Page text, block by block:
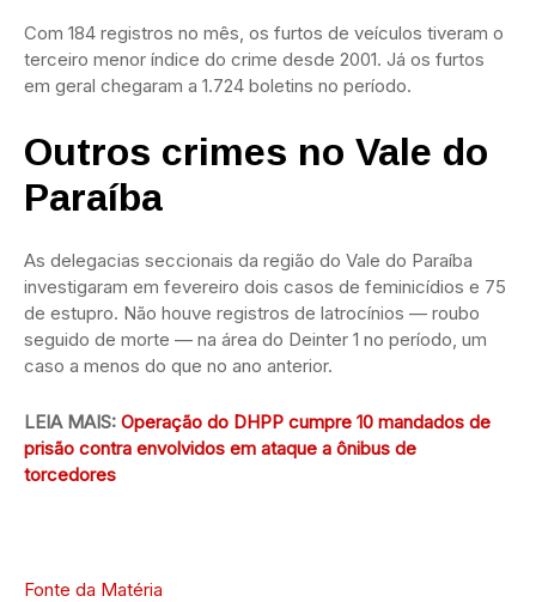
Com 184 registros no mês, os furtos de veículos tiveram o
terceiro menor índice do crime desde 2001. Já os furtos
em geral chegaram a 1.724 boletins no período.
Outros crimes no Vale do
Paraíba
As delegacias seccionais da região do Vale do Paraíba
investigaram em fevereiro dois casos de feminicídios e 75
de estupro. Não houve registros de latrocínios — roubo
seguido de morte — na área do Deinter 1 no período, um
caso a menos do que no ano anterior.
LEIA MAIS: Operação do DHPP cumpre 10 mandados de
prisão contra envolvidos em ataque a ônibus de
torcedores
Fonte da Matéria